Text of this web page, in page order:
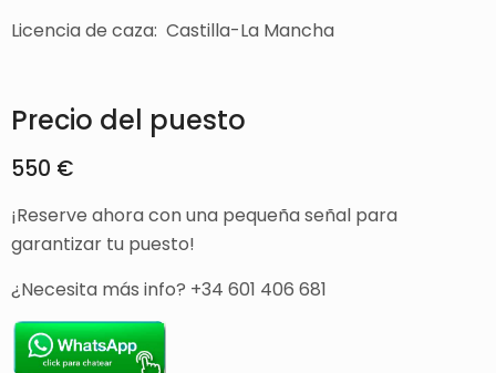
Licencia de caza: Castilla-La Mancha
Precio del puesto
550 €
¡Reserve ahora con una pequeña señal para
garantizar tu puesto!
¿Necesita más info? +34 601 406 681